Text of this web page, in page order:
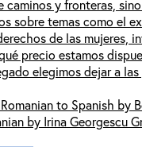
caminos y fronteras,
sobre temas como el
de las mujeres,
precio estamos
elegimos dejar a
to Spanish by
by Irina Georgescu